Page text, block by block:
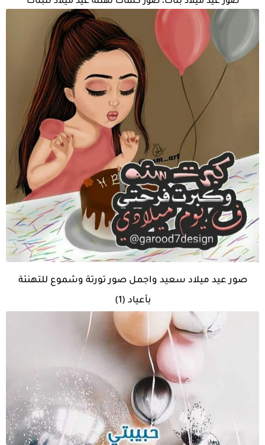
صور عيد ميلاد سعيد واجمل صور تورتة وشموع للتهنئة
بأعياد (1)